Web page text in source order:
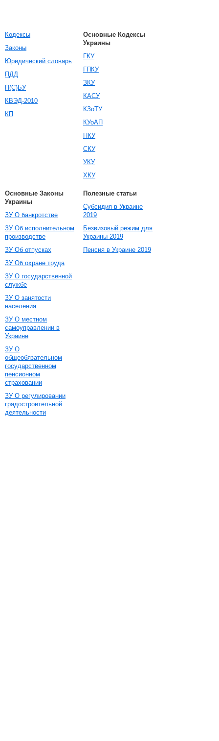
Кодексы
Законы
Юридический словарь
ПДД
П(С)БУ
КВЭД-2010
КП
Основные Кодексы
Украины
ГКУ
ГПКУ
ЗКУ
КАСУ
КЗоТУ
КУоАП
НКУ
СКУ
УКУ
ХКУ
Основные Законы
Украины
ЗУ О банкротстве
ЗУ Об исполнительном
производстве
ЗУ Об отпусках
ЗУ Об охране труда
ЗУ О государственной
службе
ЗУ О занятости
населения
ЗУ О местном
самоуправлении в
Украине
ЗУ О
общеобязательном
государственном
пенсионном
страховании
ЗУ О регулировании
градостроительной
деятельности
Полезные статьи
Субсидия в Украине
2019
Безвизовый режим для
Украины 2019
Пенсия в Украине 2019